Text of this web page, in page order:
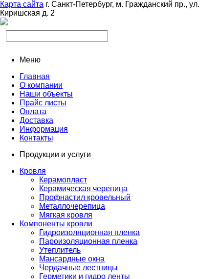
Карта сайта г. Санкт-Петербург, м. Гражданский пр., ул.
Киришская д. 2
Меню
Главная
О компании
Наши объекты
Прайс листы
Оплата
Доставка
Информация
Контакты
Продукции и услуги
Кровля
Керамопласт
Керамическая черепица
Профнастил кровельный
Металлочерепица
Мягкая кровля
Компоненты кровли
Гидроизоляционная пленка
Пароизоляционная пленка
Утеплитель
Мансардные окна
Чердачные лестницы
Герметики и гидро ленты